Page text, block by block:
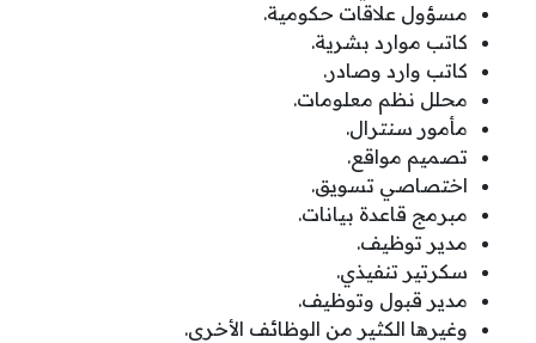
مسؤول علاقات حكومية.
كاتب موارد بشرية.
كاتب وارد وصادر.
محلل نظم معلومات.
مأمور سنترال.
تصميم مواقع.
اختصاصي تسويق.
مبرمج قاعدة بيانات.
مدير توظيف.
سكرتير تنفيذي.
مدير قبول وتوظيف.
وغيرها الكثير من الوظائف الأخرى.